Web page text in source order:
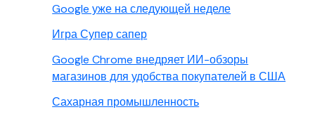
Google уже на следующей неделе
Игра Супер сапер
Google Chrome внедряет ИИ-обзоры
магазинов для удобства покупателей в США
Сахарная промышленность